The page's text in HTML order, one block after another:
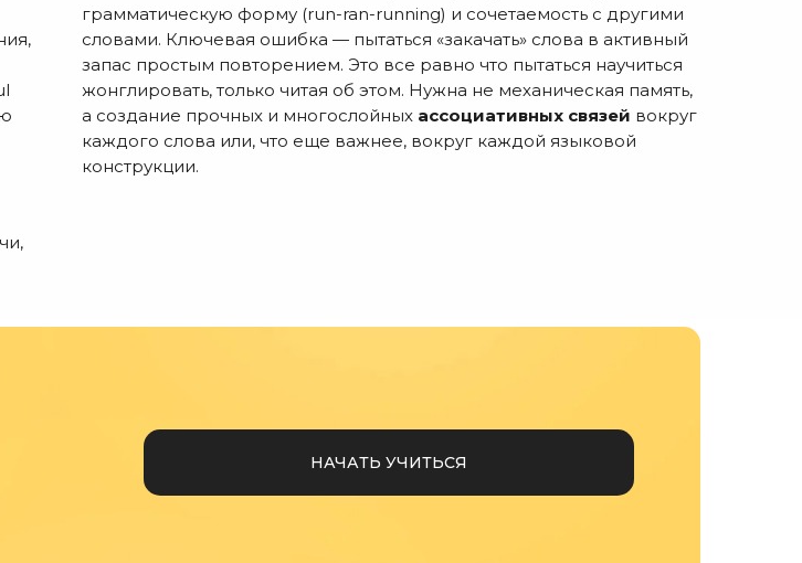
грамматическую форму (run-ran-running) и сочетаемость с другими
словами. Ключевая ошибка — пытаться «закачать» слова в активный
запас простым повторением. Это все равно что пытаться научиться
жонглировать, только читая об этом. Нужна не механическая память,
а создание прочных и многослойных ассоциативных связей вокруг
каждого слова или, что еще важнее, вокруг каждой языковой
конструкции.
НАЧАТЬ УЧИТЬСЯ